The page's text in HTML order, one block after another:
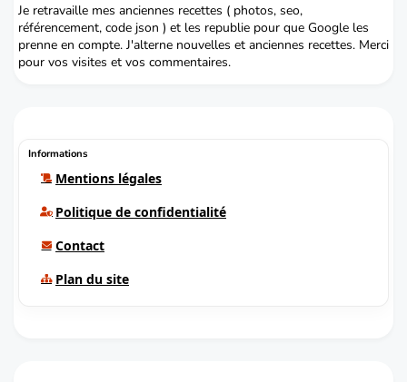
Je retravaille mes anciennes recettes ( photos, seo,
référencement, code json ) et les republie pour que Google les
prenne en compte. J'alterne nouvelles et anciennes recettes. Merci
pour vos visites et vos commentaires.
Informations
Mentions légales
Politique de confidentialité
Contact
Plan du site